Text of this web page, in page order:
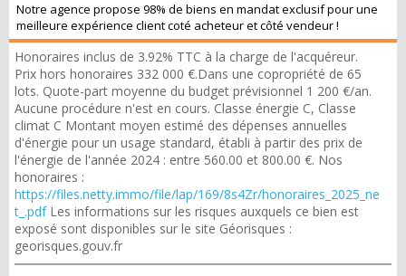
Notre agence propose 98% de biens en mandat exclusif pour une
meilleure expérience client coté acheteur et côté vendeur !
Honoraires inclus de 3.92% TTC à la charge de l'acquéreur.
Prix hors honoraires 332 000 €.Dans une copropriété de 65
lots. Quote-part moyenne du budget prévisionnel 1 200 €/an.
Aucune procédure n'est en cours. Classe énergie C, Classe
climat C Montant moyen estimé des dépenses annuelles
d'énergie pour un usage standard, établi à partir des prix de
l'énergie de l'année 2024 : entre 560.00 et 800.00 €. Nos
honoraires :
https://files.netty.immo/file/lap/169/8s4Zr/honoraires_2025_ne
t_.pdfLes informations sur les risques auxquels ce bien est
exposé sont disponibles sur le site Géorisques :
georisques.gouv.fr